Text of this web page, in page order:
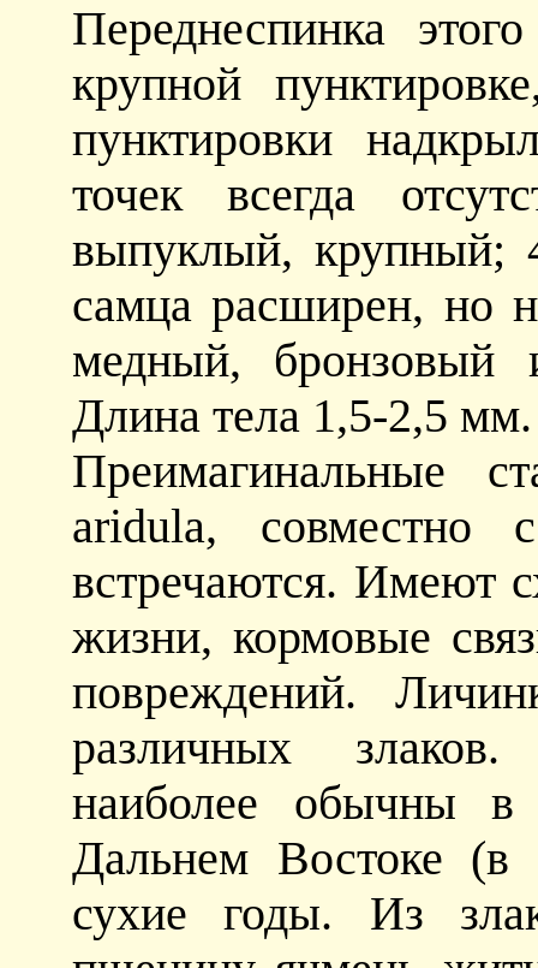
Переднеспинка
крупной
пунктировки
точек всегда
выпуклый, крупный;
самца расширен, но
медный, бронзовый
Длина тела 1,5-2,5 мм.
Преимагинальные
aridula, совместно
встречаются. Имеют
жизни, кормовые
повреждений.
различных
наиболее обычны
Дальнем Востоке (в
сухие годы. Из